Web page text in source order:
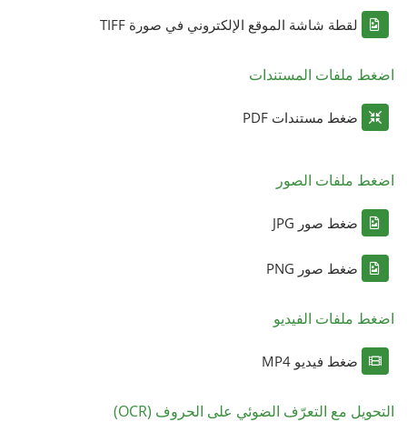
لقطة شاشة الموقع الإلكتروني في صورة TIFF
اضغط ملفات المستندات
ضغط مستندات PDF
اضغط ملفات الصور
ضغط صور JPG
ضغط صور PNG
اضغط ملفات الفيديو
ضغط فيديو MP4
التحويل مع التعرّف الضوئي على الحروف (OCR)